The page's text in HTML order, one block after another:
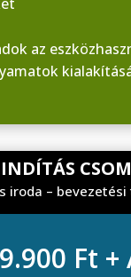
az
iroda –
Ft +